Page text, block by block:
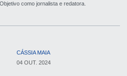
como jornalista e redatora.
CÁSSIA MAIA
04 OUT. 2024